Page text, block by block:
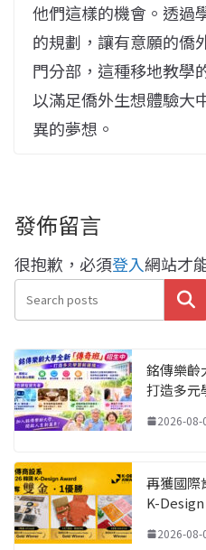
他們這樣的機會。透過
的規劃，讓有意願的僑
門分部，這種移地教學
以滿足僑外生想體驗大
異的夢想。
發佈留言
很抱歉，必須登入網站才
搜尋
銘傳樂齡
打造多元
2026-08-
再獲國際
K-
2026-08-